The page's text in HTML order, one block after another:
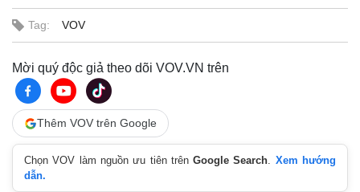
Tag: VOV
Mời quý độc giả theo dõi VOV.VN trên
Thêm VOV trên Google
Chọn VOV làm nguồn ưu tiên trênGoogle Search. Xem hướng
dẫn.